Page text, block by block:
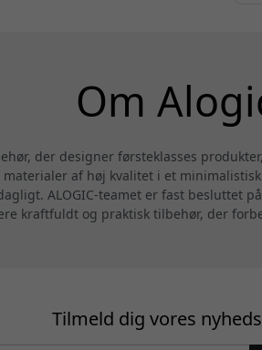
Om
der designer førsteklasses
af høj kvalitet i et
ALOGIC-teamet er fast besluttet
kraftfuldt og praktisk tilbehør, der
Tilmeld dig vores